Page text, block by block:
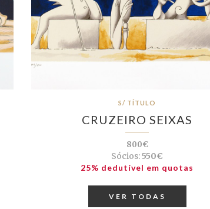
S/ TÍTULO
CRUZEIRO SEIXAS
800€
Sócios:550€
25% dedutível em quotas
VER TODAS